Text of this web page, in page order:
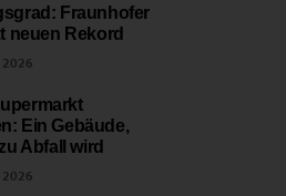
Fraunhofer
neuen Rekord
2026
Ein Gebäude,
Abfall wird
2026